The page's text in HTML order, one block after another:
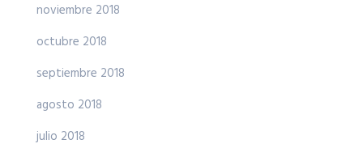
noviembre 2018
octubre 2018
septiembre 2018
agosto 2018
julio 2018